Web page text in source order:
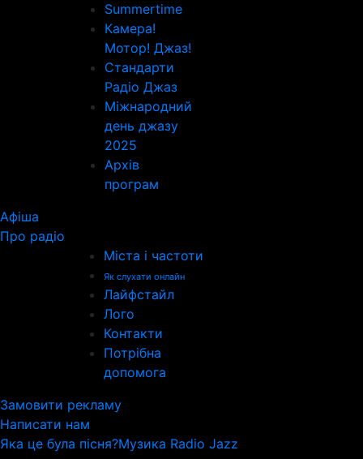
Summertime
Камера!
Мотор! Джаз!
Стандарти
Радіо Джаз
Міжнародний
день джазу
2025
Архів
програм
Афіша
Про радіо
Міста і частоти
Як слухати онлайн
Лайфстайл
Лого
Контакти
Потрібна
допомога
Замовити рекламу
Написати нам
Яка це була пісня?Музика Radio Jazz